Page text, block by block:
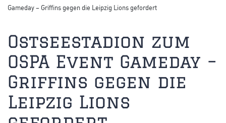
Gameday – Griffins gegen die Leipzig Lions gefordert
Ostseestadion zum
OSPA Event Gameday –
Griffins gegen die
Leipzig Lions